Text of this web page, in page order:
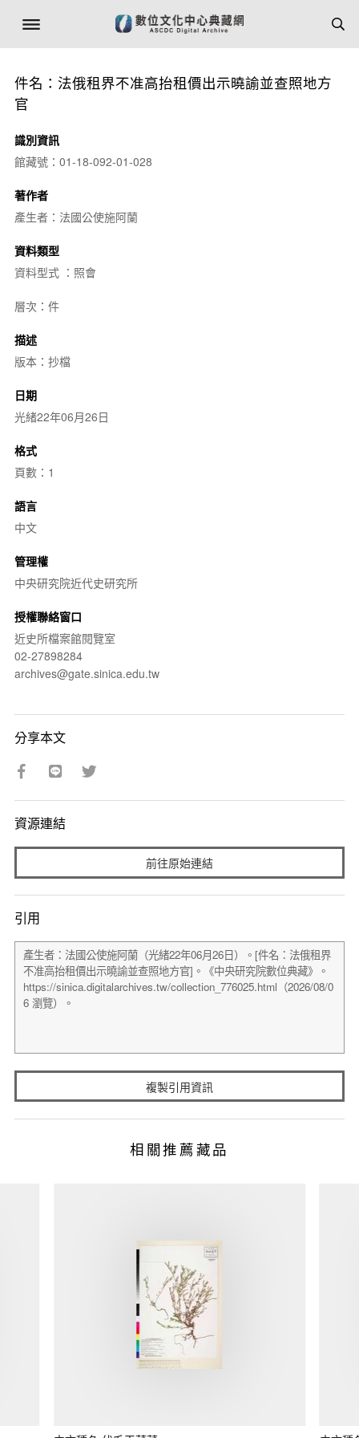
件名：法俄租界不准高抬租價出示曉諭並查照地方
官
識別資訊
館藏號：01-18-092-01-028
著作者
產生者：法國公使施阿蘭
資料類型
資料型式 ：照會
層次：件
描述
版本：抄檔
日期
光緒22年06月26日
格式
頁數：1
語言
中文
管理權
中央研究院近代史研究所
授權聯絡窗口
近史所檔案館閱覽室
02-27898284
archives@gate.sinica.edu.tw
分享本文
資源連結
前往原始連結
引用
複製引用資訊
相關推薦藏品